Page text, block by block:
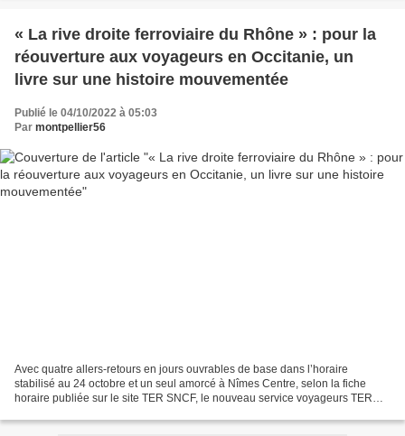
« La rive droite ferroviaire du Rhône » : pour la
réouverture aux voyageurs en Occitanie, un
livre sur une histoire mouvementée
Publié le 04/10/2022 à 05:03
Par montpellier56
Avec quatre allers-retours en jours ouvrables de base dans l’horaire
stabilisé au 24 octobre et un seul amorcé à Nîmes Centre, selon la fiche
horaire publiée sur le site TER SNCF, le nouveau service voyageurs TER